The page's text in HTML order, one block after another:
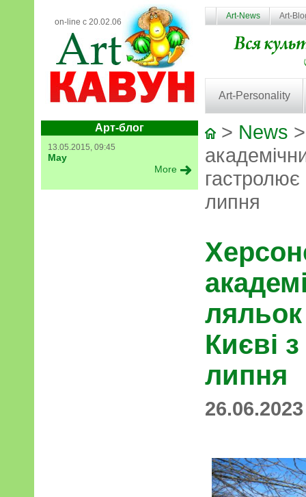
on-line с 20.02.06
Art-News Art-
Art-Personality
Арт-блог
13.05.2015, 09:45
May
More
> News
липня
Києві
липня